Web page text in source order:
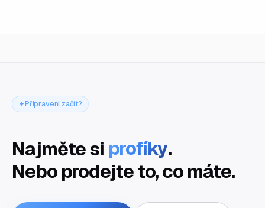
Připraveni začít?
Najměte si profíky.
Nebo prodejte to, co máte.